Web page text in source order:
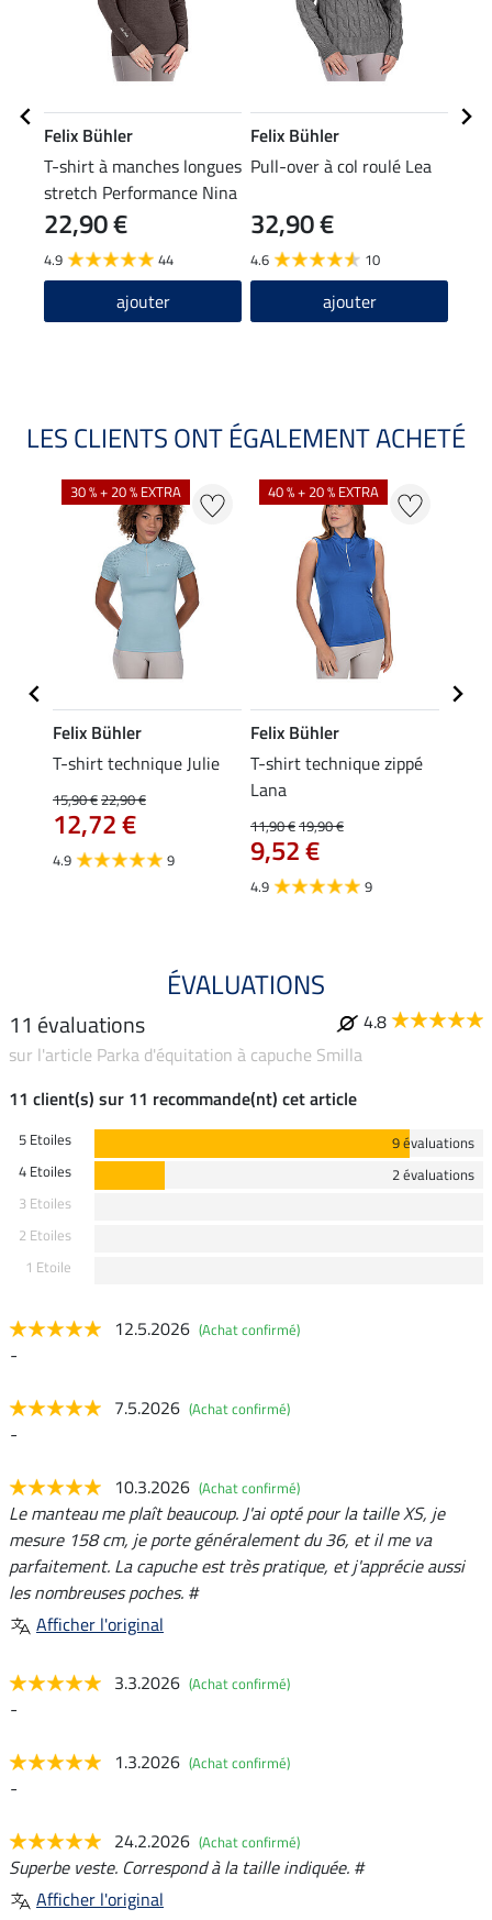
Felix Bühler
T-shirt à manches longues
stretch Performance Nina
22,90 €
4.9 44
ajouter
Felix Bühler
Pull-over à col roulé Lea
32,90 €
4.6 10
ajouter
LES CLIENTS ONT ÉGALEMENT ACHETÉ
30 % + 20 % EXTRA
Felix Bühler
T-shirt technique Julie
15,90 €22,90 €
12,72 €
4.9 9
40 % + 20 % EXTRA
Felix Bühler
T-shirt technique zippé
Lana
11,90 €19,90 €
9,52 €
4.9 9
ÉVALUATIONS
11 évaluations
4.8
sur l'article Parka d'équitation à capuche Smilla
11 client(s) sur 11 recommande(nt) cet article
5 Etoiles
9 évaluations
4 Etoiles
2 évaluations
3 Etoiles
2 Etoiles
1 Etoile
12.5.2026 (Achat confirmé)
-
7.5.2026 (Achat confirmé)
-
10.3.2026 (Achat confirmé)
Le manteau me plaît beaucoup. J'ai opté pour la taille XS, je
mesure 158 cm, je porte généralement du 36, et il me va
parfaitement. La capuche est très pratique, et j'apprécie aussi
les nombreuses poches. #
Afficher l'original
3.3.2026 (Achat confirmé)
-
1.3.2026 (Achat confirmé)
-
24.2.2026 (Achat confirmé)
Superbe veste. Correspond à la taille indiquée. #
Afficher l'original